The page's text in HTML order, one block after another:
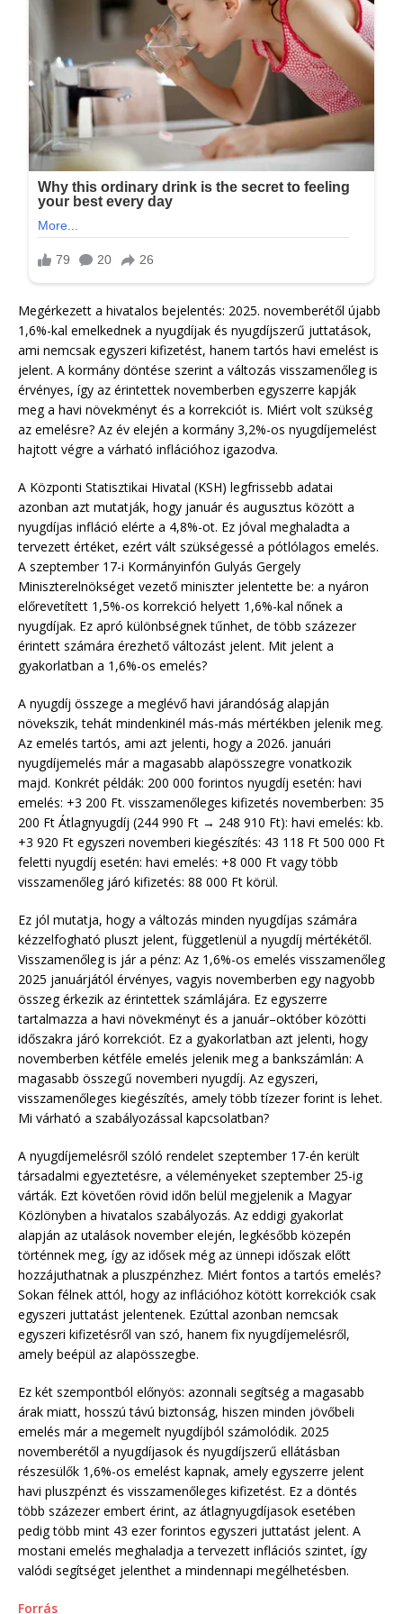
Megérkezett a hivatalos bejelentés: 2025. novemberétől újabb
1,6%-kal emelkednek a nyugdíjak és nyugdíjszerű juttatások,
ami nemcsak egyszeri kifizetést, hanem tartós havi emelést is
jelent. A kormány döntése szerint a változás visszamenőleg is
érvényes, így az érintettek novemberben egyszerre kapják
meg a havi növekményt és a korrekciót is. Miért volt szükség
az emelésre? Az év elején a kormány 3,2%-os nyugdíjemelést
hajtott végre a várható inflációhoz igazodva.
A Központi Statisztikai Hivatal (KSH) legfrissebb adatai
azonban azt mutatják, hogy január és augusztus között a
nyugdíjas infláció elérte a 4,8%-ot. Ez jóval meghaladta a
tervezett értéket, ezért vált szükségessé a pótlólagos emelés.
A szeptember 17-i Kormányinfón Gulyás Gergely
Miniszterelnökséget vezető miniszter jelentette be: a nyáron
előrevetített 1,5%-os korrekció helyett 1,6%-kal nőnek a
nyugdíjak. Ez apró különbségnek tűnhet, de több százezer
érintett számára érezhető változást jelent. Mit jelent a
gyakorlatban a 1,6%-os emelés?
A nyugdíj összege a meglévő havi járandóság alapján
növekszik, tehát mindenkinél más-más mértékben jelenik meg.
Az emelés tartós, ami azt jelenti, hogy a 2026. januári
nyugdíjemelés már a magasabb alapösszegre vonatkozik
majd. Konkrét példák: 200 000 forintos nyugdíj esetén: havi
emelés: +3 200 Ft. visszamenőleges kifizetés novemberben: 35
200 Ft Átlagnyugdíj (244 990 Ft → 248 910 Ft): havi emelés: kb.
+3 920 Ft egyszeri novemberi kiegészítés: 43 118 Ft 500 000 Ft
feletti nyugdíj esetén: havi emelés: +8 000 Ft vagy több
visszamenőleg járó kifizetés: 88 000 Ft körül.
Ez jól mutatja, hogy a változás minden nyugdíjas számára
kézzelfogható pluszt jelent, függetlenül a nyugdíj mértékétől.
Visszamenőleg is jár a pénz: Az 1,6%-os emelés visszamenőleg
2025 januárjától érvényes, vagyis novemberben egy nagyobb
összeg érkezik az érintettek számlájára. Ez egyszerre
tartalmazza a havi növekményt és a január–október közötti
időszakra járó korrekciót. Ez a gyakorlatban azt jelenti, hogy
novemberben kétféle emelés jelenik meg a bankszámlán: A
magasabb összegű novemberi nyugdíj. Az egyszeri,
visszamenőleges kiegészítés, amely több tízezer forint is lehet.
Mi várható a szabályozással kapcsolatban?
A nyugdíjemelésről szóló rendelet szeptember 17-én került
társadalmi egyeztetésre, a véleményeket szeptember 25-ig
várták. Ezt követően rövid időn belül megjelenik a Magyar
Közlönyben a hivatalos szabályozás. Az eddigi gyakorlat
alapján az utalások november elején, legkésőbb közepén
történnek meg, így az idősek még az ünnepi időszak előtt
hozzájuthatnak a pluszpénzhez. Miért fontos a tartós emelés?
Sokan félnek attól, hogy az inflációhoz kötött korrekciók csak
egyszeri juttatást jelentenek. Ezúttal azonban nemcsak
egyszeri kifizetésről van szó, hanem fix nyugdíjemelésről,
amely beépül az alapösszegbe.
Ez két szempontból előnyös: azonnali segítség a magasabb
árak miatt, hosszú távú biztonság, hiszen minden jövőbeli
emelés már a megemelt nyugdíjból számolódik. 2025
novemberétől a nyugdíjasok és nyugdíjszerű ellátásban
részesülők 1,6%-os emelést kapnak, amely egyszerre jelent
havi pluszpénzt és visszamenőleges kifizetést. Ez a döntés
több százezer embert érint, az átlagnyugdíjasok esetében
pedig több mint 43 ezer forintos egyszeri juttatást jelent. A
mostani emelés meghaladja a tervezett inflációs szintet, így
valódi segítséget jelenthet a mindennapi megélhetésben.
Forrás